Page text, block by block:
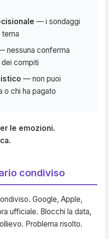
— i sondaggi
nessuna conferma
compiti
— non puoi
o chi ha pagato
le emozioni.
condiviso
Google, Apple,
ufficiale. Blocchi la data,
Problema risolto.